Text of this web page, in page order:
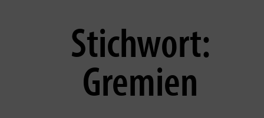
Stichwort:
Gremien